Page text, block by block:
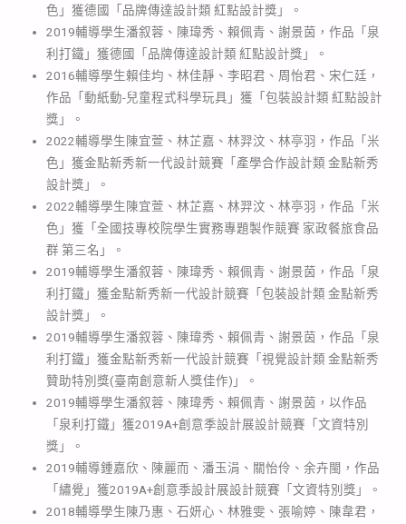
色」獲德國「品牌傳達設計類 紅點設計獎」。
2019輔導學生潘叙蓉、陳瑋秀、賴佩青、謝景茵，作品「泉
利打鐵」獲德國「品牌傳達設計類 紅點設計獎」。
2016輔導學生賴佳均、林佳靜、李昭君、周怡君、宋仁廷，
作品「動紙動-兒童程式科學玩具」獲「包裝設計類 紅點設計
獎」。
2022輔導學生陳宜萱、林芷嘉、林羿汶、林亭羽，作品「米
色」獲金點新秀新一代設計競賽「產學合作設計類 金點新秀
設計獎」。
2022輔導學生陳宜萱、林芷嘉、林羿汶、林亭羽，作品「米
色」獲「全國技專校院學生實務專題製作競賽 家政餐旅食品
群 第三名」。
2019輔導學生潘叙蓉、陳瑋秀、賴佩青、謝景茵，作品「泉
利打鐵」獲金點新秀新一代設計競賽「包裝設計類 金點新秀
設計獎」。
2019輔導學生潘叙蓉、陳瑋秀、賴佩青、謝景茵，作品「泉
利打鐵」獲金點新秀新一代設計競賽「視覺設計類 金點新秀
贊助特別獎(臺南創意新人獎佳作)」。
2019輔導學生潘叙蓉、陳瑋秀、賴佩青、謝景茵，以作品
「泉利打鐵」獲2019A+創意季設計展設計競賽「文資特別
獎」。
2019輔導鍾嘉欣、陳麗而、潘玉涓、關怡伶、余卉閩，作品
「繡覺」獲2019A+創意季設計展設計競賽「文資特別獎」。
2018輔導學生陳乃惠、石妍心、林雅雯、張喻婷、陳韋君，